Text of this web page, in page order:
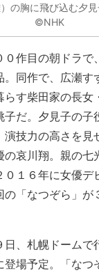
の胸に飛び込む夕見
©NHK
０作目の朝ドラ
同作で、広瀬す
らす柴田家の長女
子だ。夕見子の子
技力の高さを見
の哀川翔。親の七
１６年に女優デ
の「なつぞら」が
、札幌ドームで
登場予定。「なつ